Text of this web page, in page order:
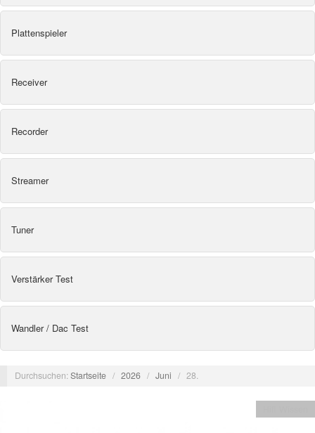
Plattenspieler
Receiver
Recorder
Streamer
Tuner
Verstärker Test
Wandler / Dac Test
Durchsuchen:Startseite / 2026 / Juni / 28.